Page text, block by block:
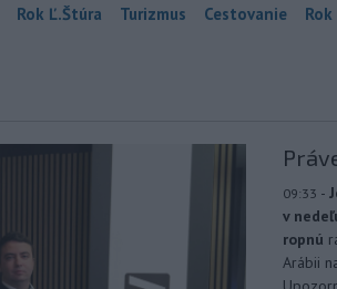
Rok Ľ.Štúra Turizmus Cestovanie
09:33 -
v
ropnú
Arábii